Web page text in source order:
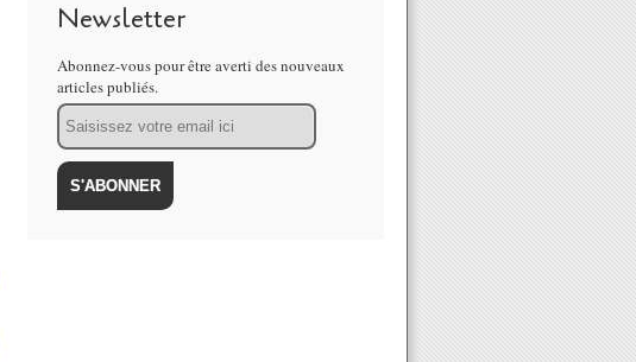
Newsletter
Abonnez-vous pour être averti des nouveaux
articles publiés.
Email